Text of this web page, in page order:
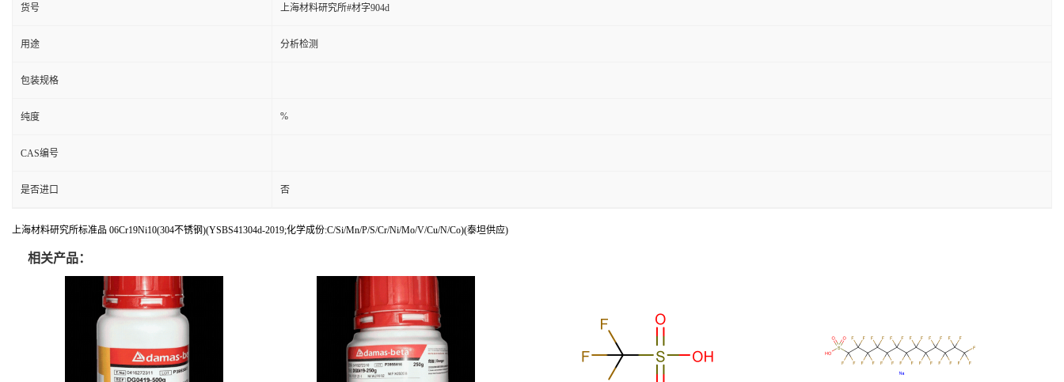
货号 上海材料研究所#材字904d
用途 分析检测
包装规格
纯度 %
CAS编号
是否进口 否
上海材料研究所标准品 06Cr19Ni10(304不锈钢)(YSBS41304d-2019;化学成份:C/Si/Mn/P/S/Cr/Ni/Mo/V/Cu/N/Co)(泰坦供应)
相关产品：